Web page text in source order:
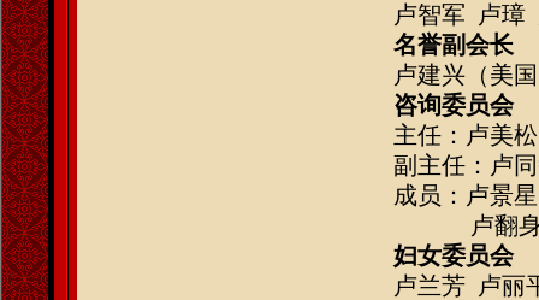
卢智军 卢璋
名誉副会长
卢建兴（美
咨询委员会
主任： 卢美松
副主任： 卢
成员： 卢景星
卢翻
妇女委员会
卢兰芳 卢丽